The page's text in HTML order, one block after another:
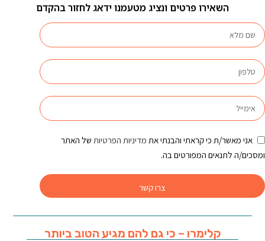
השאירו פרטים ונציג מטעמנו ידאג לחזור בהקדם
אני מאשר/ת כי קראתי והבנתי את מדיניות הפרטיות של האתר
ומסכים/ה לתנאים המפורטים בה.
צרו קשר
קלימרו – כי גם להם מגיע הטוב ביותר